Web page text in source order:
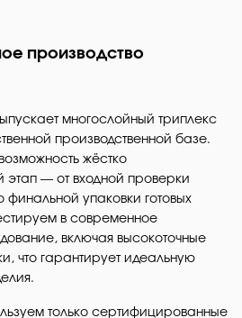
производство
многослойный триплекс
производственной базе.
жёстко
этап — от входной проверки
упаковки готовых
в современное
включая высокоточные
что гарантирует идеальную
только сертифицированные